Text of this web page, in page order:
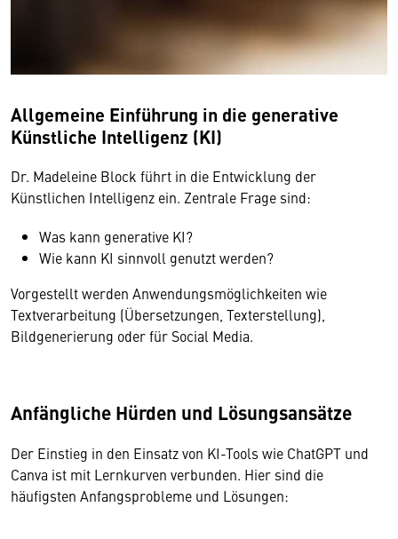
Allgemeine Einführung in die generative
Künstliche Intelligenz (KI)
Dr. Madeleine Block führt in die Entwicklung der
Künstlichen Intelligenz ein. Zentrale Frage sind:
Was kann generative KI?
Wie kann KI sinnvoll genutzt werden?
Vorgestellt werden Anwendungsmöglichkeiten wie
Textverarbeitung (Übersetzungen, Texterstellung),
Bildgenerierung oder für Social Media.
Anfängliche Hürden und Lösungsansätze
Der Einstieg in den Einsatz von KI-Tools wie ChatGPT und
Canva ist mit Lernkurven verbunden. Hier sind die
häufigsten Anfangsprobleme und Lösungen: